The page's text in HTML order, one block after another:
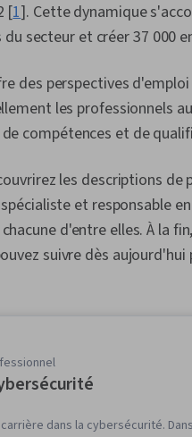
[1]. Cette dynamique
secteur et créer 37 000
des perspectives
les professionnels
compétences et de
les descriptions
et responsable
d'entre elles. À la
suivre dès
dans la cybersécurité.